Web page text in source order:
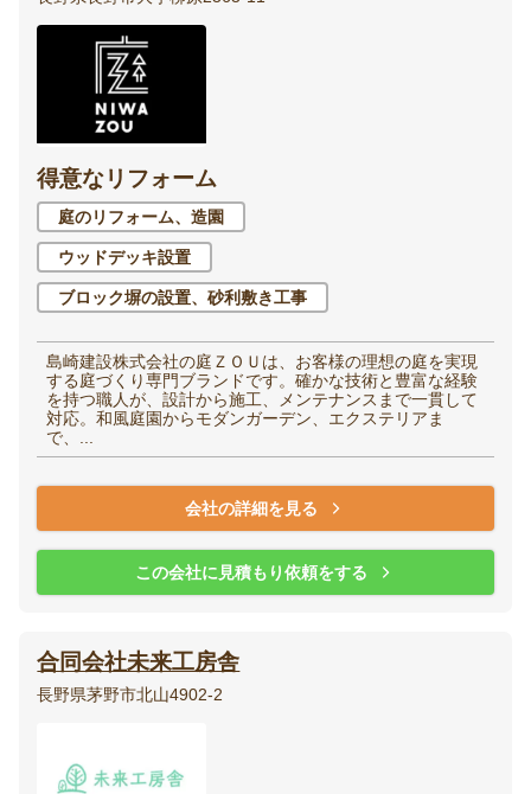
得意なリフォーム
庭のリフォーム、造園
ウッドデッキ設置
ブロック塀の設置、砂利敷き工事
島崎建設株式会社の庭ＺＯＵは、お客様の理想の庭を実現
する庭づくり専門ブランドです。確かな技術と豊富な経験
を持つ職人が、設計から施工、メンテナンスまで一貫して
対応。和風庭園からモダンガーデン、エクステリアま
で、...
会社の詳細を見る
この会社に見積もり依頼をする
合同会社未来工房舎
長野県茅野市北山4902-2